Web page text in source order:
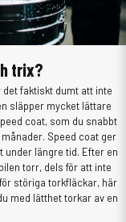
trix?
det faktiskt dumt att inte
släpper mycket lättare
coat, som du snabbt
Speed coat ger
under längre tid. Efter en
torr, dels för att inte
störiga torkfläckar, här
med lätthet torkar av en